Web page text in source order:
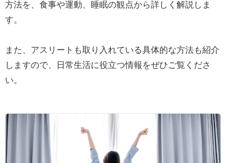
方法を、食事や運動、睡眠の観点から詳しく解説しま
す。
また、アスリートも取り入れている具体的な方法も紹介
しますので、日常生活に役立つ情報をぜひご覧くださ
い。